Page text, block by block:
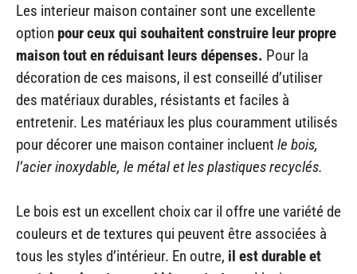
Les interieur maison container sont une excellente
option pour ceux qui souhaitent construire leur propre
maison tout en réduisant leurs dépenses. Pour la
décoration de ces maisons, il est conseillé d’utiliser
des matériaux durables, résistants et faciles à
entretenir. Les matériaux les plus couramment utilisés
pour décorer une maison container incluent le bois,
l’acier inoxydable, le métal et les plastiques recyclés.
Le bois est un excellent choix car il offre une variété de
couleurs et de textures qui peuvent être associées à
tous les styles d’intérieur. En outre, il est durable et